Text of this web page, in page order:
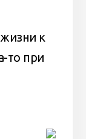
к
то при